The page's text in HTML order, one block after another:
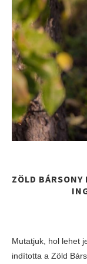
ZÖLD
Mutatjuk, hol lehet
indította a Zöld